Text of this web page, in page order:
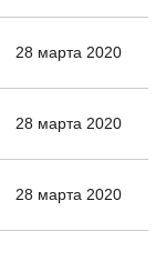
28 марта 2020
28 марта 2020
28 марта 2020